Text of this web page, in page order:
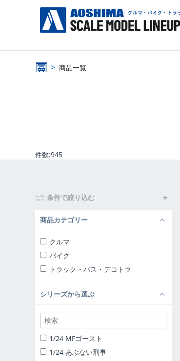
商品一覧
件数:945
条件で絞り込む
商品カテゴリー
クルマ
バイク
トラック・バス・デコトラ
シリーズから選ぶ
1/24 MFゴースト
1/24 あぶない刑事